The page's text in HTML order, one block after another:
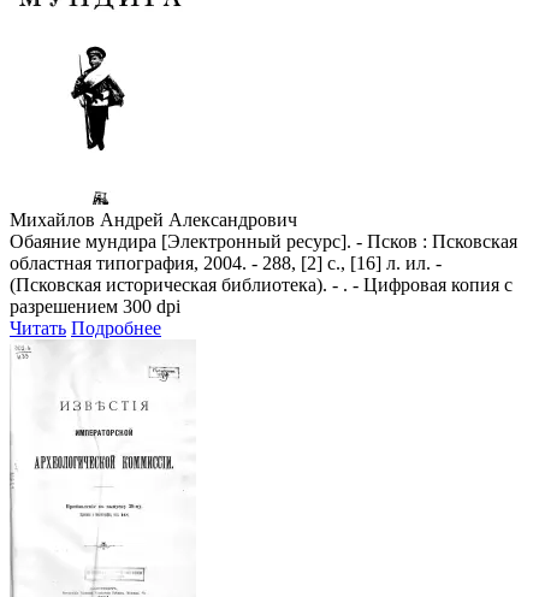
Михайлов Андрей Александрович
Обаяние мундира [Электронный ресурс]. - Псков : Псковская
областная типография, 2004. - 288, [2] с., [16] л. ил. -
(Псковская историческая библиотека). - . - Цифровая копия с
разрешением 300 dpi
Читать Подробнее